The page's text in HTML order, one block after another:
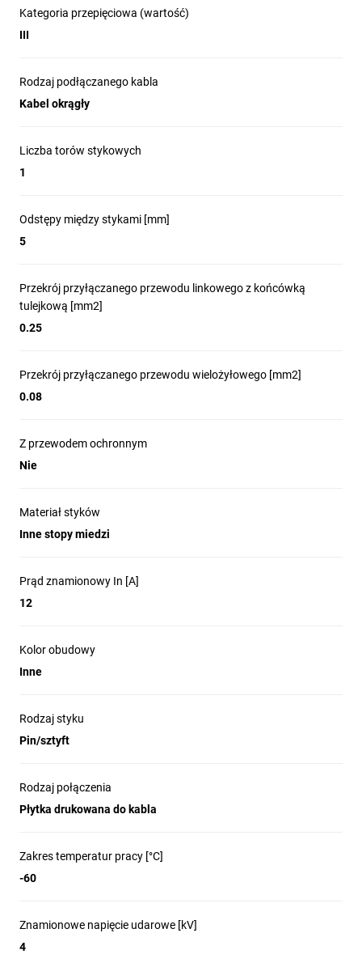
Kategoria przepięciowa (wartość)
III
Rodzaj podłączanego kabla
Kabel okrągły
Liczba torów stykowych
1
Odstępy między stykami [mm]
5
Przekrój przyłączanego przewodu linkowego z końcówką
tulejkową [mm2]
0.25
Przekrój przyłączanego przewodu wielożyłowego [mm2]
0.08
Z przewodem ochronnym
Nie
Materiał styków
Inne stopy miedzi
Prąd znamionowy In [A]
12
Kolor obudowy
Inne
Rodzaj styku
Pin/sztyft
Rodzaj połączenia
Płytka drukowana do kabla
Zakres temperatur pracy [°C]
-60
Znamionowe napięcie udarowe [kV]
4